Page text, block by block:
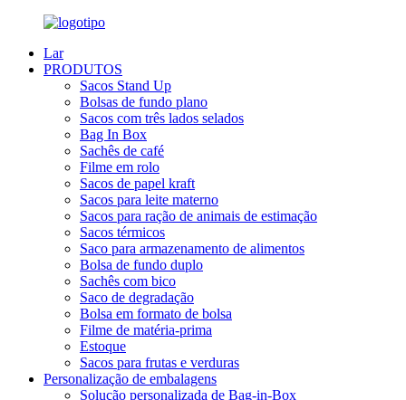
Lar
PRODUTOS
Sacos Stand Up
Bolsas de fundo plano
Sacos com três lados selados
Bag In Box
Sachês de café
Filme em rolo
Sacos de papel kraft
Sacos para leite materno
Sacos para ração de animais de estimação
Sacos térmicos
Saco para armazenamento de alimentos
Bolsa de fundo duplo
Sachês com bico
Saco de degradação
Bolsa em formato de bolsa
Filme de matéria-prima
Estoque
Sacos para frutas e verduras
Personalização de embalagens
Solução personalizada de Bag-in-Box